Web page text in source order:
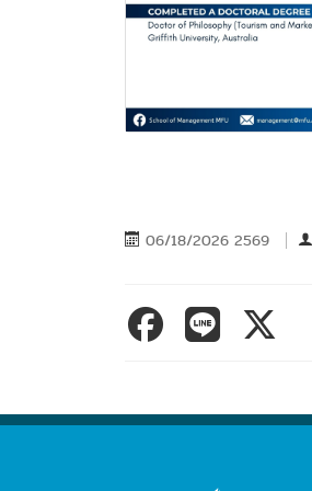
06/18/2026 2569